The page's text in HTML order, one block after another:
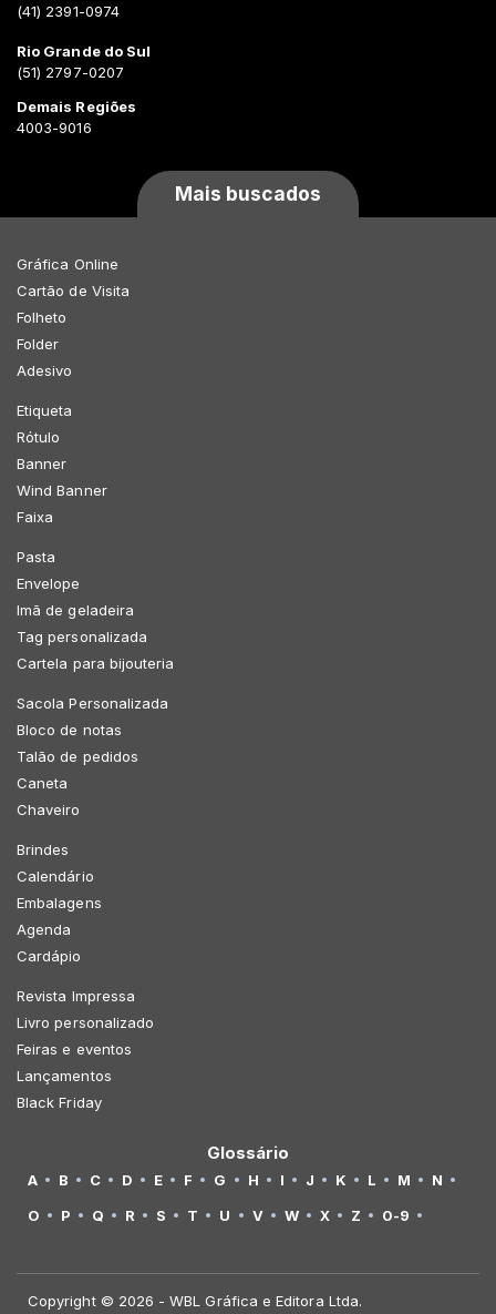
(41) 2391-0974
Rio Grande do Sul
(51) 2797-0207
Demais Regiões
4003-9016
Mais buscados
Gráfica Online
Cartão de Visita
Folheto
Folder
Adesivo
Etiqueta
Rótulo
Banner
Wind Banner
Faixa
Pasta
Envelope
Imã de geladeira
Tag personalizada
Cartela para bijouteria
Sacola Personalizada
Bloco de notas
Talão de pedidos
Caneta
Chaveiro
Brindes
Calendário
Embalagens
Agenda
Cardápio
Revista Impressa
Livro personalizado
Feiras e eventos
Lançamentos
Black Friday
Glossário
A B C D E F G H I J K L M
N
O
P Q R S T U V W X Z 0-9
Copyright © 2026 - WBL Gráfica e Editora Ltda.